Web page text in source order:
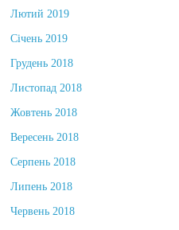
Лютий 2019
Січень 2019
Грудень 2018
Листопад 2018
Жовтень 2018
Вересень 2018
Серпень 2018
Липень 2018
Червень 2018